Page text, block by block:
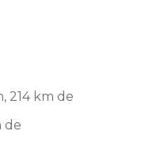
214 km de
de